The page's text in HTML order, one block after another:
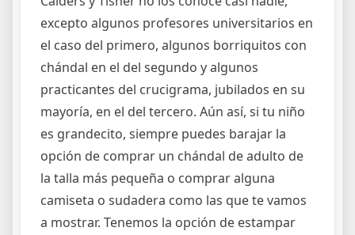
excepto algunos profesores universitarios en
el caso del primero, algunos borriquitos con
chándal en el del segundo y algunos
practicantes del crucigrama, jubilados en su
mayoría, en el del tercero. Aún así, si tu niño
es grandecito, siempre puedes barajar la
opción de comprar un chándal de adulto de
la talla más pequeña o comprar alguna
camiseta o sudadera como las que te vamos
a mostrar. Tenemos la opción de estampar